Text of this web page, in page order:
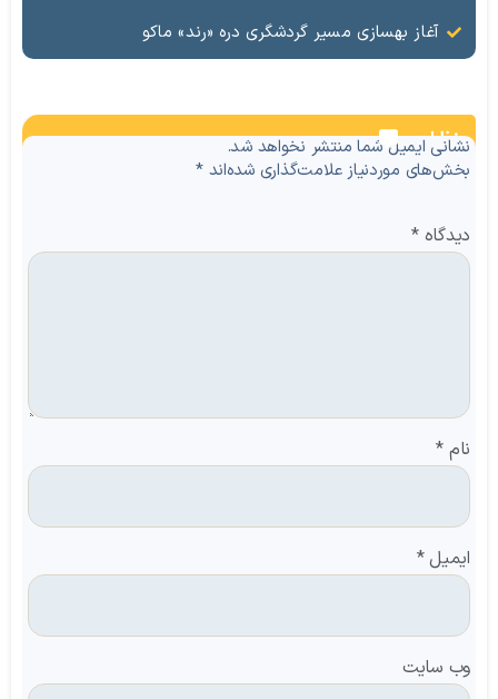
آغاز بهسازی مسیر گردشگری دره «رند» ماکو
نظرات
نشانی ایمیل شما منتشر نخواهد شد.
بخش‌های موردنیاز علامت‌گذاری شده‌اند*
دیدگاه*
نام *
ایمیل*
وب‌ سایت